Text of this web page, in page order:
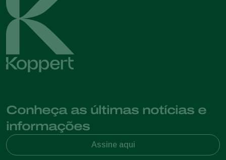
Conheça as últimas notícias e
informações
Assine aqui